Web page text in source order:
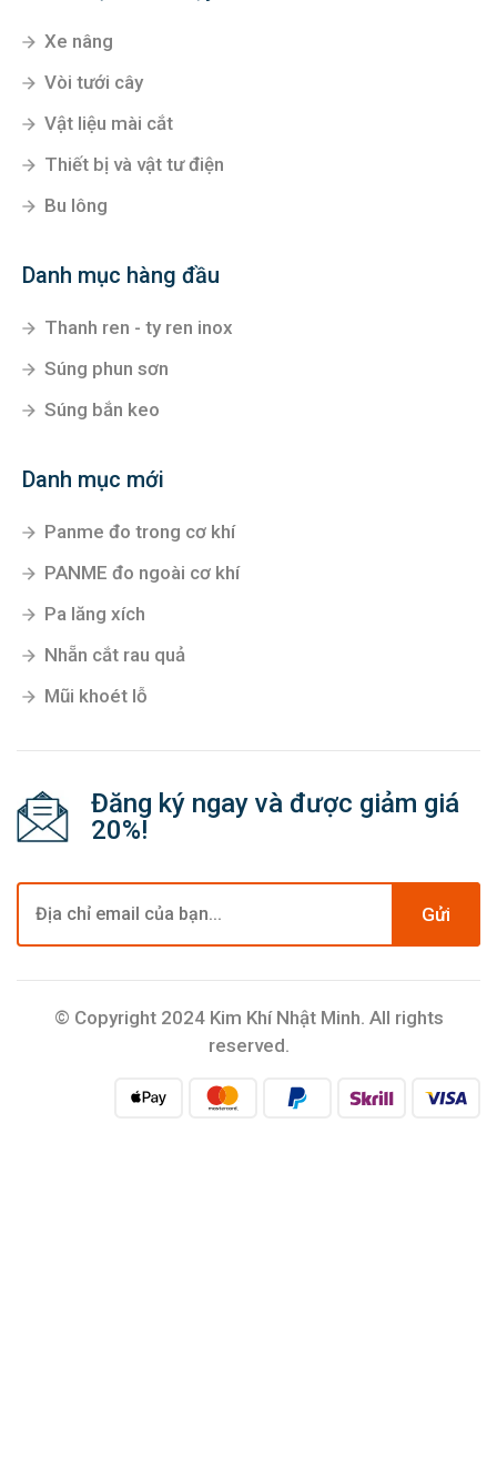
Xe nâng
Vòi tưới cây
Vật liệu mài cắt
Thiết bị và vật tư điện
Bu lông
Danh mục hàng đầu
Thanh ren - ty ren inox
Súng phun sơn
Súng bắn keo
Danh mục mới
Panme đo trong cơ khí
PANME đo ngoài cơ khí
Pa lăng xích
Nhẵn cắt rau quả
Mũi khoét lỗ
Đăng ký ngay và được giảm giá
20%!
Gửi
© Copyright 2024 Kim Khí Nhật Minh. All rights
reserved.